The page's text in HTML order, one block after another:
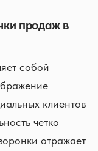
продаж в
собой
клиентов
четко
отражает